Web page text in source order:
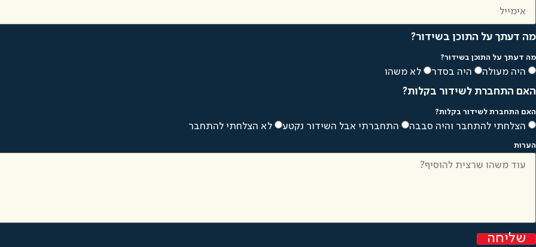
מה דעתך על התוכן בשידור?
מה דעתך על התוכן בשידור?
היה מעולה היה בסדר לא משהו
האם התחברת לשידור בקלות?
האם התחברת לשידור בקלות?
הצלחתי להתחבר והיה סבבה התחברתי אבל השידור נקטע לא הצלחתי להתחבר
הערות
שליחה